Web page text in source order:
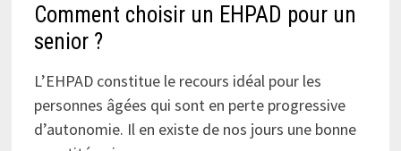
Comment choisir un EHPAD pour un
senior ?
L’EHPAD constitue le recours idéal pour les
personnes âgées qui sont en perte progressive
d’autonomie. Il en existe de nos jours une bonne